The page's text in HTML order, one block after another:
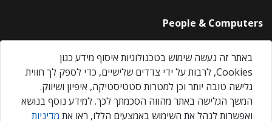
People & Computers
About Us
Privacy Policy
Contact Us
Our Events
באתר זה נעשה שימוש בטכנולוגיות איסוף מידע כגון
Cookies, לרבות על ידי צדדים שלישיים, כדי לספק לך חווית
גלישה טובה יותר וכן למטרות סטטיסטיקה, איפיון ושיווק.
המשך הגלישה באתר מהווה הסכמתך לכך. למידע נוסף בנושא
ואפשרות לנהל את השימוש באמצעים הללו, ראו את מדיניות